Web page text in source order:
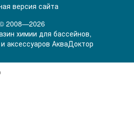
версия сайта
2008—2026
химии для бассейнов,
аксессуаров АкваДоктор